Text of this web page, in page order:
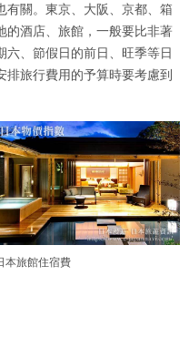
關。東京、大阪、京都、箱
的酒店、旅館，一般要比非著
六、節假日的前日、旺季等日
旅行費用的予算時要考慮到
本旅館住宿費